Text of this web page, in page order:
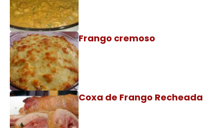
Frango cremoso
Coxa de Frango Recheada